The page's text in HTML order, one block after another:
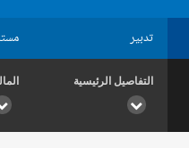
تدبير
التفاصيل الرئيسية